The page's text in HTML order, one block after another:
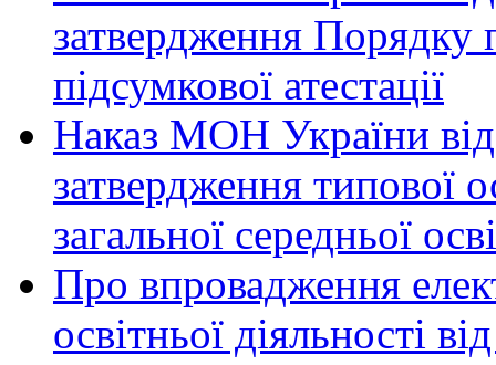
затвердження Порядку
підсумкової атестації
Наказ МОН України
затвердження типової
загальної середньої
Про впровадження
освітньої діяльності